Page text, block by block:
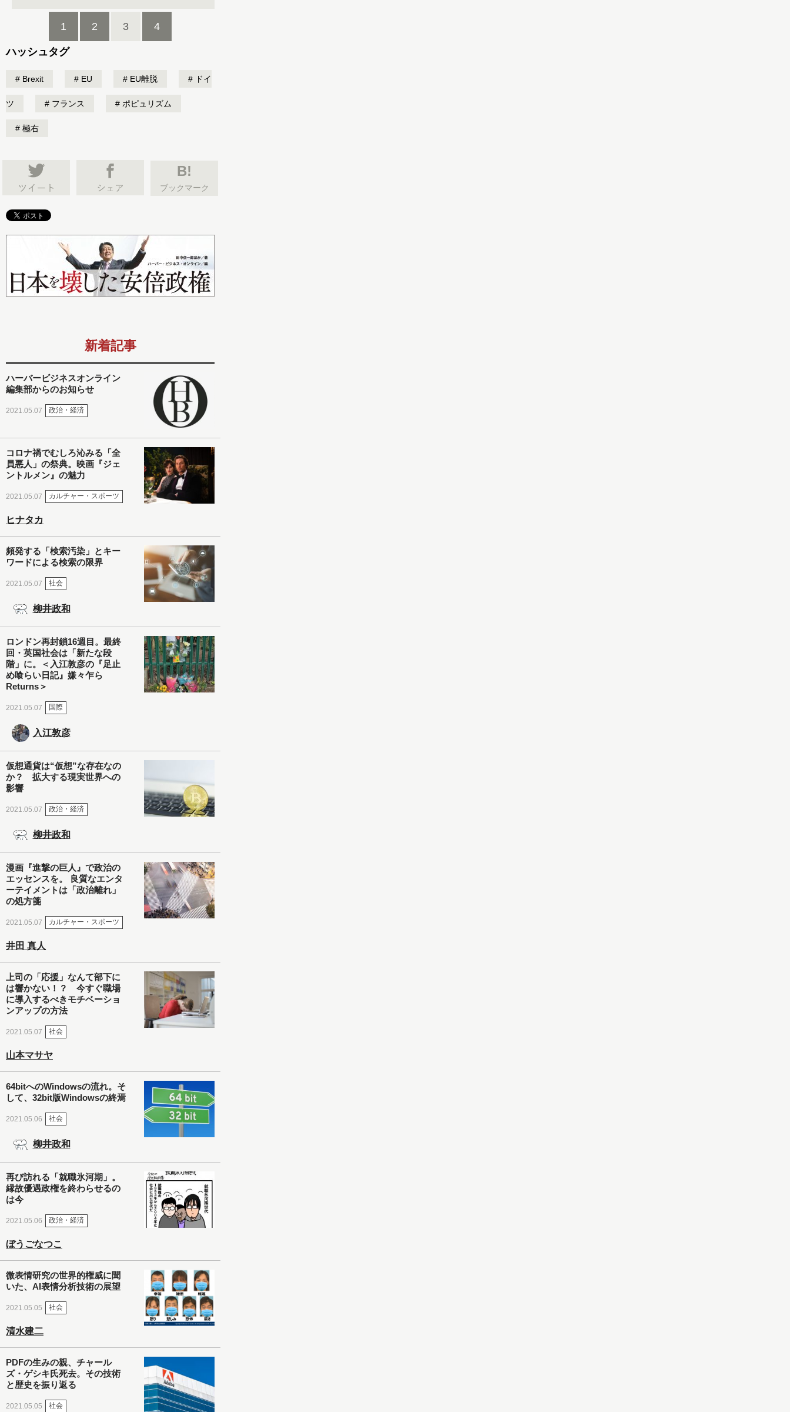
1 2 3 4
ハッシュタグ
Brexit EU EU離脱 ドイ
ツ フランス ポピュリズム
極右
B!
ブックマーク
新着記事
ハーバービジネスオンライン
編集部からのお知らせ
2021.05.07 政治・経済
コロナ禍でむしろ沁みる「全
員悪人」の祭典。映画『ジェ
ントルメン』の魅力
2021.05.07 カルチャー・スポーツ
ヒナタカ
頻発する「検索汚染」とキー
ワードによる検索の限界
2021.05.07 社会
柳井政和
ロンドン再封鎖16週目。最終
回・英国社会は「新たな段
階」に。＜入江敦彦の『足止
め喰らい日記』嫌々乍ら
Returns＞
2021.05.07 国際
入江敦彦
仮想通貨は“仮想”な存在なの
か？ 拡大する現実世界への
影響
2021.05.07 政治・経済
柳井政和
漫画『進撃の巨人』で政治の
エッセンスを。 良質なエンタ
ーテイメントは「政治離れ」
の処方箋
2021.05.07 カルチャー・スポーツ
井田 真人
上司の「応援」なんて部下に
は響かない！？ 今すぐ職場
に導入するべきモチベーショ
ンアップの方法
2021.05.07 社会
山本マサヤ
64bitへのWindowsの流れ。そ
して、32bit版Windowsの終焉
2021.05.06 社会
柳井政和
再び訪れる「就職氷河期」。
縁故優遇政権を終わらせるの
は今
2021.05.06 政治・経済
ぼうごなつこ
微表情研究の世界的権威に聞
いた、AI表情分析技術の展望
2021.05.05 社会
清水建二
PDFの生みの親、チャール
ズ・ゲシキ氏死去。その技術
と歴史を振り返る
2021.05.05 社会